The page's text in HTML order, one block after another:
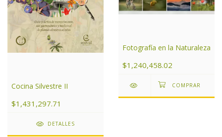
Cocina Silvestre II
$1,431,297.71
DETALLES
Fotografía en la Naturaleza
$1,240,458.02